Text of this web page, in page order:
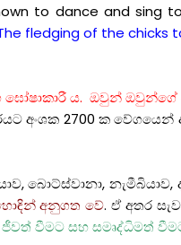
to dance and sing
fledging of the chicks
ය. ඔවුන් ඔවුන්ගේ
අංශක 2700 ක
බොට්ස්වානා,
අනුගත වේ. ඒ අතර
වීමට සහ සමෘද්ධිමත්